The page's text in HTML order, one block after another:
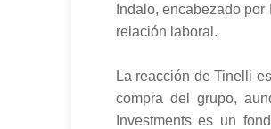
Indalo, encabezado
relación laboral.
La reacción de Tinelli
compra del grupo,
Investments es un